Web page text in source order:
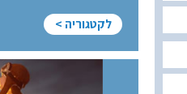
לקטגוריה >